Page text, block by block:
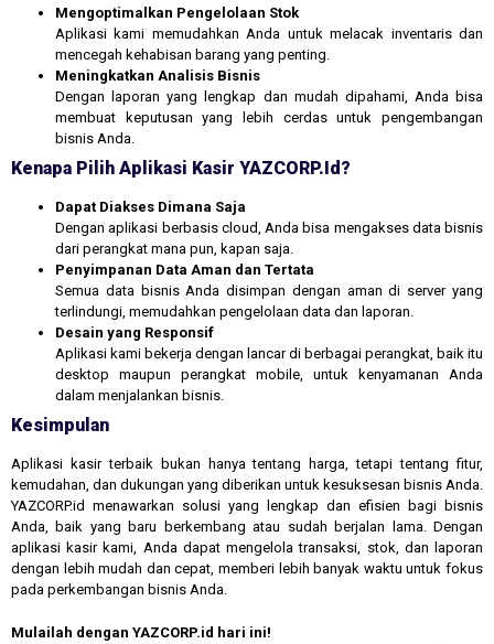
Mengoptimalkan Pengelolaan Stok
Aplikasi kami memudahkan Anda untuk melacak inventaris dan
mencegah kehabisan barang yang penting.
Meningkatkan Analisis Bisnis
Dengan laporan yang lengkap dan mudah dipahami, Anda bisa
membuat keputusan yang lebih cerdas untuk pengembangan
bisnis Anda.
Kenapa Pilih Aplikasi Kasir YAZCORP.id?
Dapat Diakses Dimana Saja
Dengan aplikasi berbasis cloud, Anda bisa mengakses data bisnis
dari perangkat mana pun, kapan saja.
Penyimpanan Data Aman dan Tertata
Semua data bisnis Anda disimpan dengan aman di server yang
terlindungi, memudahkan pengelolaan data dan laporan.
Desain yang Responsif
Aplikasi kami bekerja dengan lancar di berbagai perangkat, baik itu
desktop maupun perangkat mobile, untuk kenyamanan Anda
dalam menjalankan bisnis.
Kesimpulan
Aplikasi kasir terbaik bukan hanya tentang harga, tetapi tentang fitur,
kemudahan, dan dukungan yang diberikan untuk kesuksesan bisnis Anda.
YAZCORP.id menawarkan solusi yang lengkap dan efisien bagi bisnis
Anda, baik yang baru berkembang atau sudah berjalan lama. Dengan
aplikasi kasir kami, Anda dapat mengelola transaksi, stok, dan laporan
dengan lebih mudah dan cepat, memberi lebih banyak waktu untuk fokus
pada perkembangan bisnis Anda.
Mulailah dengan YAZCORP.id hari ini!